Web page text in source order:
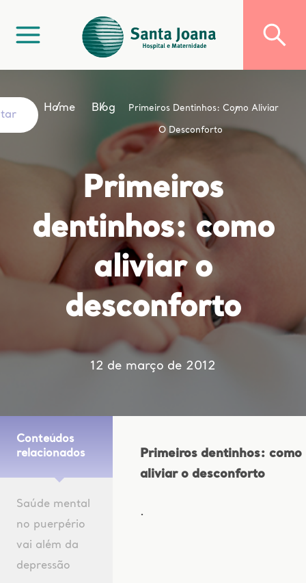
Home Blog Primeiros Dentinhos: Como Aliviar
O Desconforto
Primeiros
dentinhos: como
aliviar o
desconforto
12 de março de 2012
Conteúdos
relacionados
Saúde mental
no puerpério
vai além da
depressão
Primeiros dentinhos: como
aliviar o desconforto
.